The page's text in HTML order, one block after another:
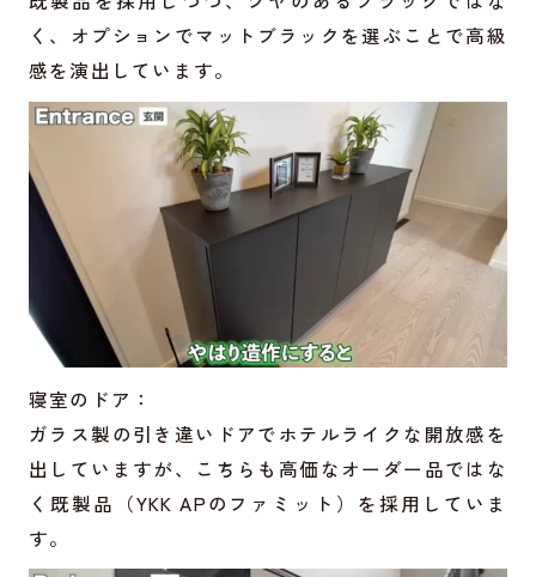
く、オプションでマットブラックを選ぶことで高級
感を演出しています。
寝室のドア：
ガラス製の引き違いドアでホテルライクな開放感を
出していますが、こちらも高価なオーダー品ではな
く既製品（YKK APのファミット）を採用していま
す。